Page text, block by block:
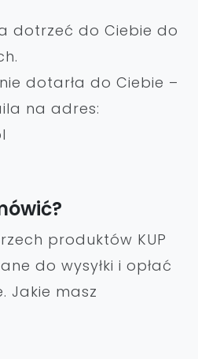
dotrzeć do Ciebie do
dotarła do Ciebie –
na adres:
produktów KUP
do wysyłki i opłać
Jakie masz